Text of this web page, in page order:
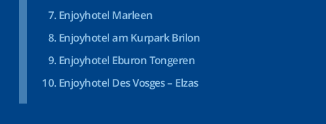
Enjoyhotel Marleen
Enjoyhotel am Kurpark Brilon
Enjoyhotel Eburon Tongeren
Enjoyhotel Des Vosges – Elzas